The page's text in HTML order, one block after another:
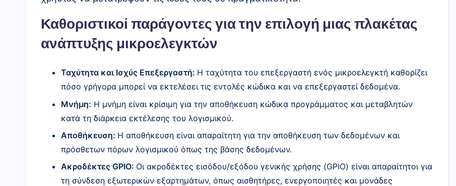
Καθοριστικοί παράγοντες για την επιλογή μιας πλακέτας
ανάπτυξης μικροελεγκτών
Ταχύτητα και Ισχύς Επεξεργαστή: Η ταχύτητα του επεξεργαστή ενός μικροελεγκτή καθορίζει
πόσο γρήγορα μπορεί να εκτελέσει τις εντολές κώδικα και να επεξεργαστεί δεδομένα.
Μνήμη: Η μνήμη είναι κρίσιμη για την αποθήκευση κώδικα προγράμματος και μεταβλητών
κατά τη διάρκεια εκτέλεσης του λογισμικού.
Αποθήκευση: Η αποθήκευση είναι απαραίτητη για την αποθήκευση των δεδομένων και
πρόσθετων πόρων λογισμικού όπως της βάσης δεδομένων.
Ακροδέκτες GPIO: Οι ακροδέκτες εισόδου/εξόδου γενικής χρήσης (GPIO) είναι απαραίτητοι για
τη σύνδεση εξωτερικών εξαρτημάτων, όπως αισθητήρες, ενεργοποιητές και μονάδες